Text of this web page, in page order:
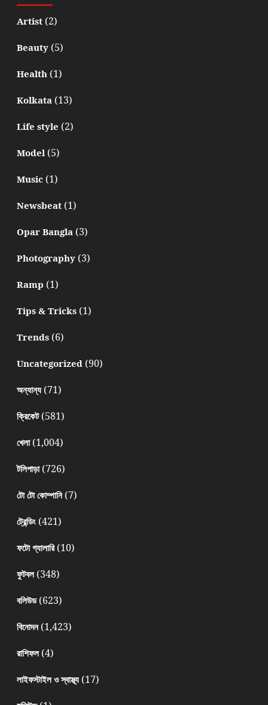
Artist(2)
Beauty(5)
Health(1)
Kolkata(13)
Life style (2)
Model(5)
Music(1)
Newsbeat(1)
Opar Bangla(3)
Photography(3)
Ramp (1)
Tips & Tricks(1)
Trends(6)
Uncategorized(90)
অন্যান্য(71)
ক্রিকেট(581)
খেলা(1,004)
টলিপাড়া(726)
টো টো কোম্পানি(7)
ট্রেন্ডিং(421)
ফটো গ্যালারি(10)
ফুটবল(348)
বলিউড(623)
বিনোদন(1,423)
রাশিফল(4)
লাইফস্টাইল ও স্বাস্থ্য(17)